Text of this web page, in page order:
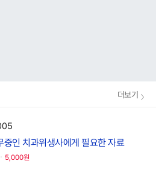
더보기
중인 치과위생사에게 필요한 자료
5,000원